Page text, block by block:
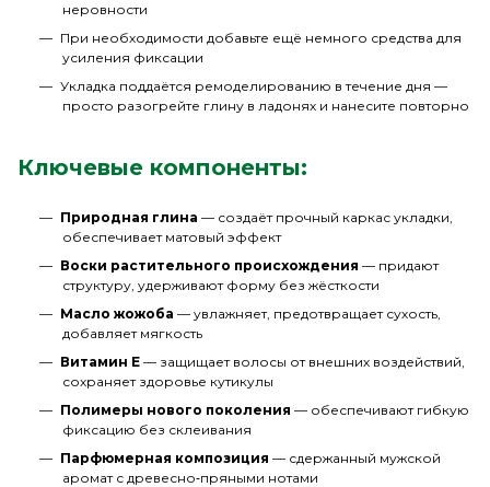
неровности
При необходимости добавьте ещё немного средства для
усиления фиксации
Укладка поддаётся ремоделированию в течение дня —
просто разогрейте глину в ладонях и нанесите повторно
Ключевые компоненты:
Природная глина — создаёт прочный каркас укладки,
обеспечивает матовый эффект
Воски растительного происхождения — придают
структуру, удерживают форму без жёсткости
Масло жожоба — увлажняет, предотвращает сухость,
добавляет мягкость
Витамин E — защищает волосы от внешних воздействий,
сохраняет здоровье кутикулы
Полимеры нового поколения — обеспечивают гибкую
фиксацию без склеивания
Парфюмерная композиция — сдержанный мужской
аромат с древесно‑пряными нотами